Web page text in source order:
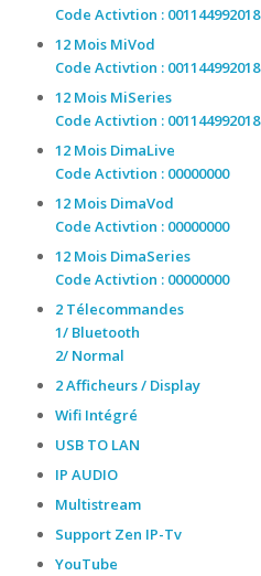
Code Activtion : 001144992018
12 Mois MiVod
Code Activtion : 001144992018
12 Mois MiSeries
Code Activtion : 001144992018
12 Mois DimaLive
Code Activtion : 00000000
12 Mois DimaVod
Code Activtion : 00000000
12 Mois DimaSeries
Code Activtion : 00000000
2 Télecommandes
1/ Bluetooth
2/ Normal
2 Afficheurs / Display
Wifi Intégré
USB TO LAN
IP AUDIO
Multistream
Support Zen IP-Tv
YouTube